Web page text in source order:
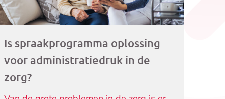
Is spraakprogramma oplossing
voor administratiedruk in de
zorg?